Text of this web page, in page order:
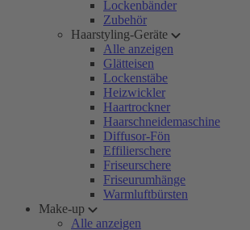
Lockenbänder
Zubehör
Haarstyling-Geräte
Alle anzeigen
Glätteisen
Lockenstäbe
Heizwickler
Haartrockner
Haarschneidemaschine
Diffusor-Fön
Effilierschere
Friseurschere
Friseurumhänge
Warmluftbürsten
Make-up
Alle anzeigen